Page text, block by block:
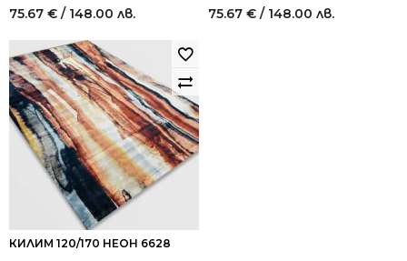
75.67 € / 148.00 лв. 75.67 € / 148.00 лв.
КИЛИМ 120/170 НЕОН 6628